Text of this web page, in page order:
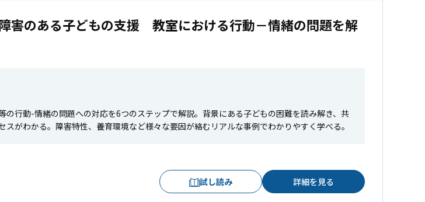
害のある子どもの支援 教室における行動－情緒の問題を解
の行動-情緒の問題への対応を6つのステップで解説。背景にある子どもの困難を読み解き、共
がわかる。障害特性、養育環境など様々な要因が絡むリアルな事例でわかりやすく学べる。
試し読み 詳細を見る